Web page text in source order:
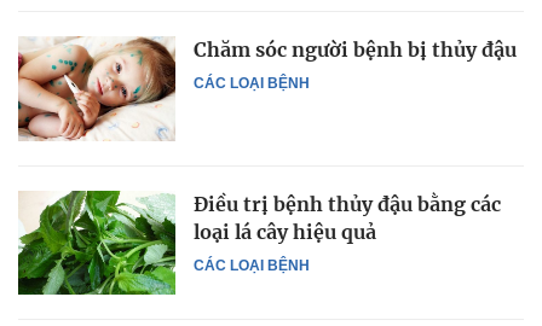
CÁC LOẠI BỆNH
Chăm sóc người bệnh bị thủy đậu
CÁC LOẠI BỆNH
Điều trị bệnh thủy đậu bằng các
loại lá cây hiệu quả